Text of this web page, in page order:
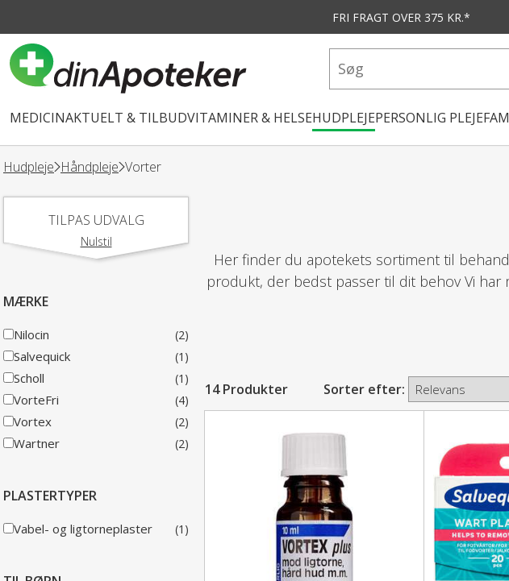
FRI FRAGT OVER 375 KR.*
MEDICINAKTUELT & TILBUDVITAMINER & HELSEHUDPLEJEPERSONLIG PLEJE
Hudpleje Håndpleje Vorter
TILPAS UDVALG
Nulstil
MÆRKE
Nilocin (2)
Salvequick (1)
Scholl (1)
VorteFri (4)
Vortex (2)
Wartner (2)
PLASTERTYPER
Vabel- og ligtorneplaster (1)
Her finder du apotekets sortiment til
produkt, der bedst passer til dit behov Vi
14 Produkter Sorter efter: